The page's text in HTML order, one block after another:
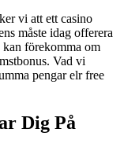
vi att ett casino
måste idag offerera
förekomma om
Vad vi
pengar elr free
Dig På